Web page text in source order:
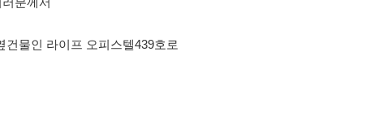
물인 라이프 오피스텔439호로